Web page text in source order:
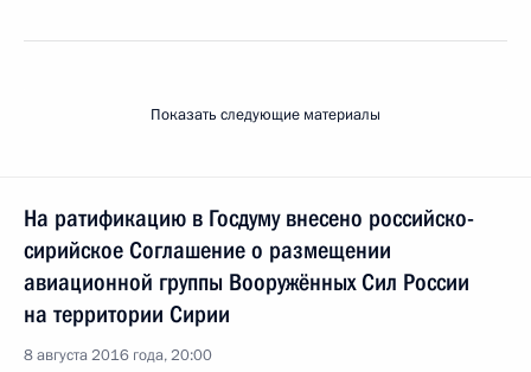
Показать следующие материалы
На ратификацию в Госдуму внесено российско-
сирийское Соглашение о размещении
авиационной группы Вооружённых Сил России
на территории Сирии
8 августа 2016 года, 20:00